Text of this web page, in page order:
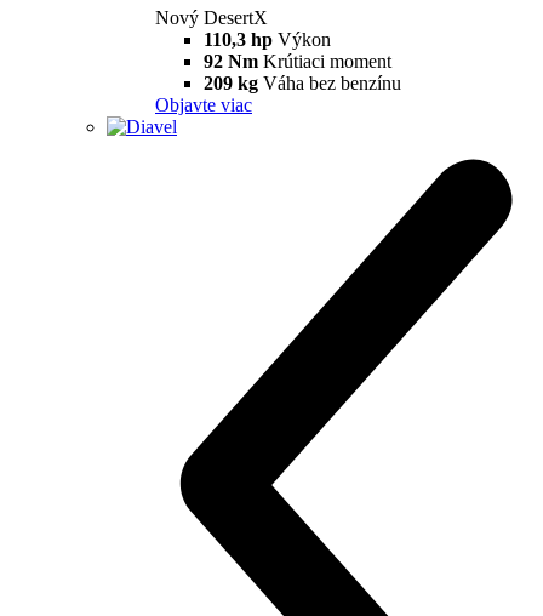
Nový DesertX
110,3 hp
Výkon
92 Nm
Krútiaci moment
209 kg
Váha bez benzínu